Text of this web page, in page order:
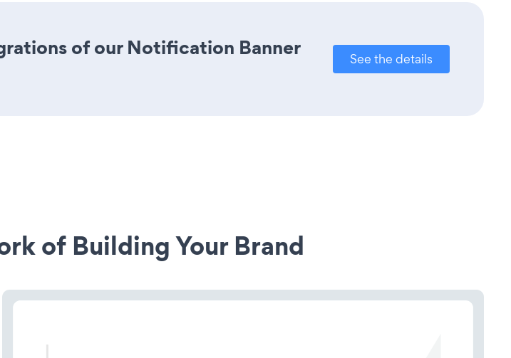
of our Notification Banner
See the details
of Building Your Brand